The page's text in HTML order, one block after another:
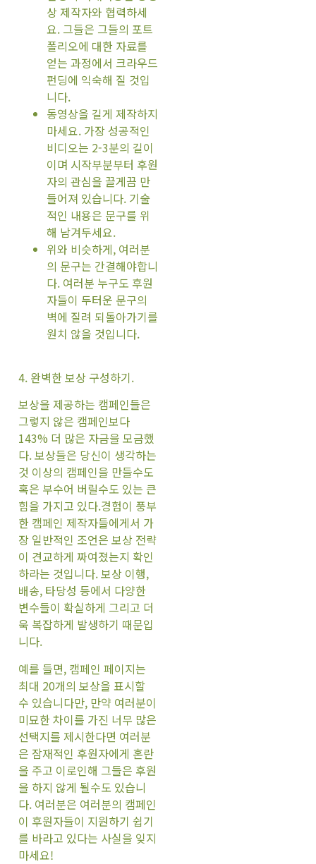
상 제작자와 협력하세
요. 그들은 그들의 포트
폴리오에 대한 자료를
얻는 과정에서 크라우드
펀딩에 익숙해 질 것입
니다.
동영상을 길게 제작하지
마세요. 가장 성공적인
비디오는 2-3분의 길이
이며 시작부분부터 후원
자의 관심을 끌게끔 만
들어져 있습니다. 기술
적인 내용은 문구를 위
해 남겨두세요.
위와 비슷하게, 여러분
의 문구는 간결해야합니
다. 여러분 누구도 후원
자들이 두터운 문구의
벽에 질려 되돌아가기를
원치 않을 것입니다.
4. 완벽한 보상 구성하기.
보상을 제공하는 캠페인들은
그렇지 않은 캠페인보다
143% 더 많은 자금을 모금했
다. 보상들은 당신이 생각하는
것 이상의 캠페인을 만들수도
혹은 부수어 버릴수도 있는 큰
힘을 가지고 있다.경험이 풍부
한 캠페인 제작자들에게서 가
장 일반적인 조언은 보상 전략
이 견교하게 짜여졌는지 확인
하라는 것입니다. 보상 이행,
배송, 타당성 등에서 다양한
변수들이 확실하게 그리고 더
욱 복잡하게 발생하기 때문입
니다.
예를 들면, 캠페인 페이지는
최대 20개의 보상을 표시할
수 있습니다만, 만약 여러분이
미묘한 차이를 가진 너무 많은
선택지를 제시한다면 여러분
은 잠재적인 후원자에게 혼란
을 주고 이로인해 그들은 후원
을 하지 않게 될수도 있습니
다. 여러분은 여러분의 캠페인
이 후원자들이 지원하기 쉽기
를 바라고 있다는 사실을 잊지
마세요!